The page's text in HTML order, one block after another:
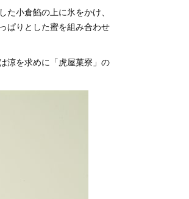
小倉餡の上に氷をかけ、
ぱりとした蜜を組み合わせ
涼を求めに「虎屋菓寮」の